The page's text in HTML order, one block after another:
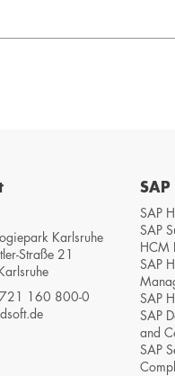
Karlsruhe
Straße 21
160 800-0
SAP
SAP
HCM
SAP
SAP
SAP
and
SAP